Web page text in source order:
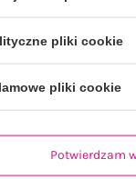
pliki cookie
pliki cookie
Potwierdzam